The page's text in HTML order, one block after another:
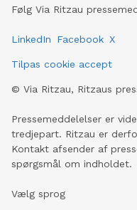
Følg Via Ritzau
LinkedIn Facebook X
Tilpas cookie accept
© Via Ritzau, Ritzaus
Pressemeddelelser er
tredjepart. Ritzau er
Kontakt afsender af
spørgsmål om indholdet.
Vælg sprog